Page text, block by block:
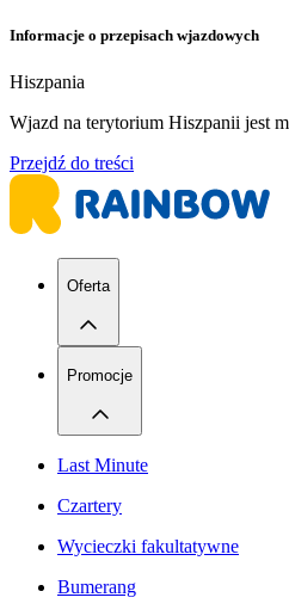
Informacje o przepisach wjazdowych
Hiszpania
​Wjazd na terytorium Hiszpanii jest
Przejdź do treści
Oferta
Promocje
Last Minute
Czartery
Wycieczki fakultatywne
Bumerang